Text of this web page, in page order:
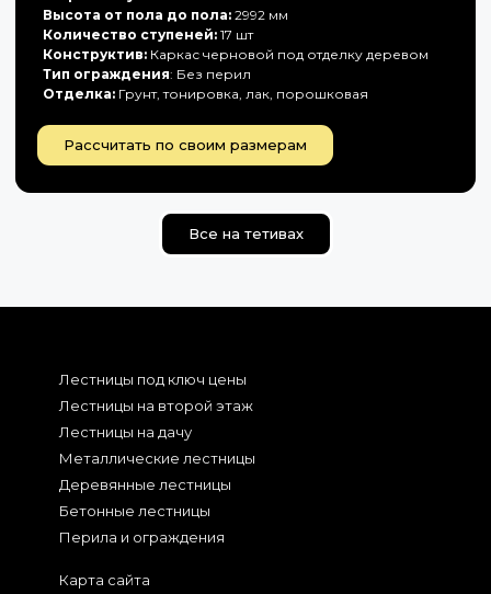
Высота от пола до пола: 2992 мм
Количество ступеней: 17 шт
Конструктив: Каркас черновой под отделку деревом
Тип ограждения: Без перил
Отделка: Грунт, тонировка, лак, порошковая
Рассчитать по своим размерам
Все на тетивах
Лестницы под ключ цены
Лестницы на второй этаж
Лестницы на дачу
Металлические лестницы
Деревянные лестницы
Бетонные лестницы
Перила и ограждения
Карта сайта